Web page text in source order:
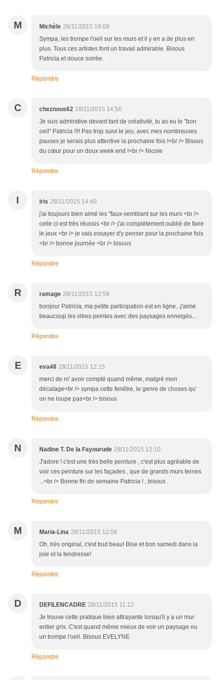
M Michèle 28/11/2015 18:08
Sympa, les trompe l'oeil sur les murs et il y en a de plus en
plus. Tous ces artistes font un travail admirable. Bisous
Patricia et douce soirée.
Répondre
C cheznous62 28/11/2015 14:56
Je suis admirative devant tant de créativité, tu as eu le "bon
oeil" Patricia !!!! Pas trop suivi le jeu, avec mes nombreuses
pauses je serais plus attentive la prochaine fois !<br /> Bisous
du cœur pour un doux week end !<br /> Nicole
Répondre
I iris 28/11/2015 14:40
j'ai toujours bien aimé les "faux-semblant sur les murs <br />
celle ci est très réussis <br /> j'ai complétement oublié de faire
le jeux <br /> je vais essayer d'y penser pour la prochaine fois
<br /> bonne journée <br /> bisous
Répondre
R ramage 28/11/2015 12:59
bonjour Patricia, ma petite participation est en ligne...j'aime
beaucoup les vitres peintes avec des paysages enneigés...
Répondre
E eva48 28/11/2015 12:15
merci de m' avoir compté quand même, malgré mon
décalage<br /> sympa cette fenêtre, le genre de choses qu'
on ne loupe pas<br /> bisous
Répondre
N Nadine T. De la Fayourude 28/11/2015 12:10
J'adore ! c'est une très belle peinture , c'est plus agréable de
voir ces peinture sur les façades , que de grands murs ternes
...<br /> Bonne fin de semaine Patricia ! , bisous .
Répondre
M Maria-Lina 28/11/2015 12:06
Oh, très original, c'est tout beau! Bise et bon samedi dans la
joie et la tendresse!
Répondre
D DEFILENCADRE 28/11/2015 11:12
Je trouve cette pratique bien attrayante lorsqu'il y a un mur
entier gris. C'est quand même mieux de voir un paysage ou
un trompe l'oeil. Bisous EVELYNE
Répondre